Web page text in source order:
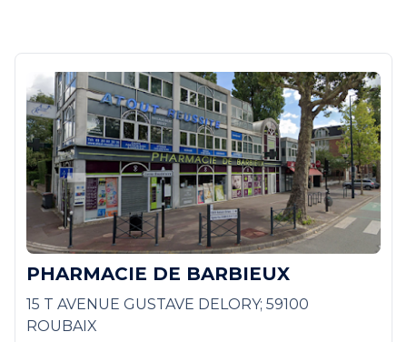
PHARMACIE DE BARBIEUX
15 T AVENUE GUSTAVE DELORY; 59100
ROUBAIX